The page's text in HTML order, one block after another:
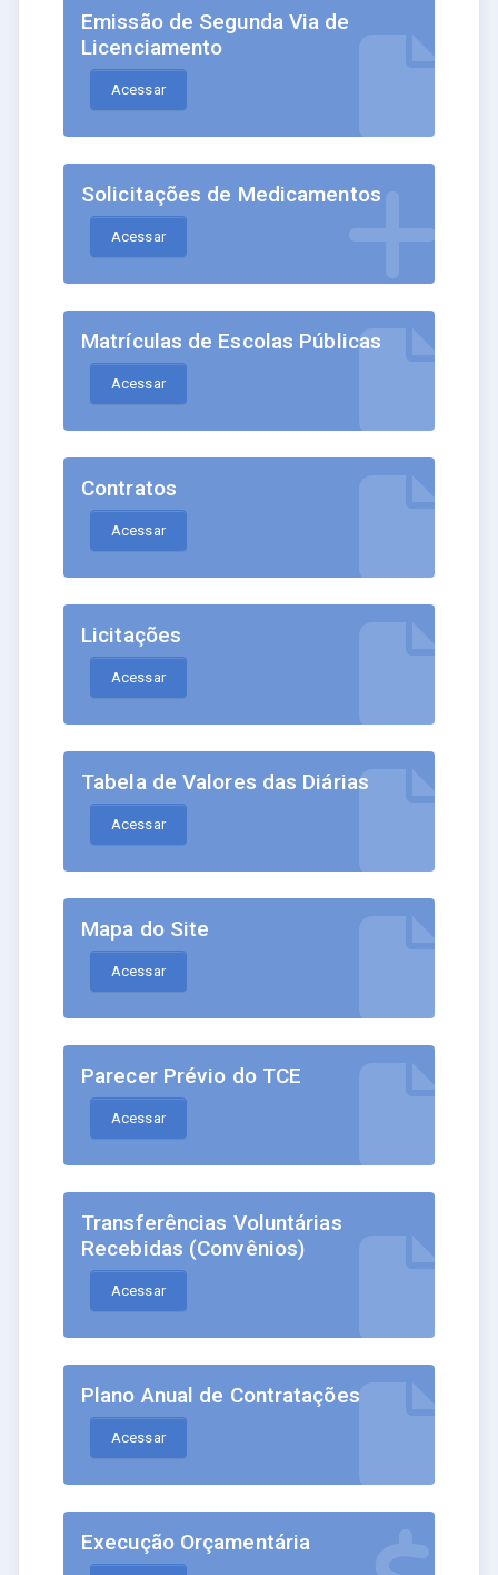
Emissão de Segunda Via de
Licenciamento
Acessar
Solicitações de Medicamentos
Acessar
Matrículas de Escolas Públicas
Acessar
Contratos
Acessar
Licitações
Acessar
Tabela de Valores das Diárias
Acessar
Mapa do Site
Acessar
Parecer Prévio do TCE
Acessar
Transferências Voluntárias
Recebidas (Convênios)
Acessar
Plano Anual de Contratações
Acessar
Execução Orçamentária